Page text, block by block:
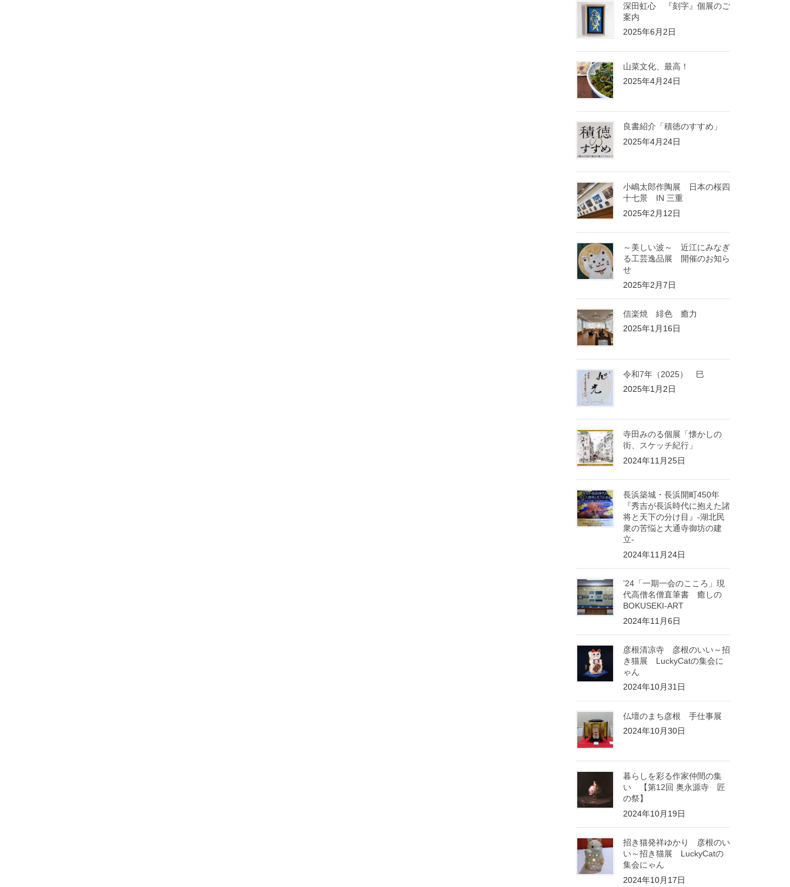
深田虹心 『刻字』個展のご
案内
2025年6月2日
山菜文化、最高！
2025年4月24日
良書紹介「積徳のすすめ」
2025年4月24日
小嶋太郎作陶展 日本の桜四
十七景 IN 三重
2025年2月12日
～美しい波～ 近江にみなぎ
る工芸逸品展 開催のお知ら
せ
2025年2月7日
信楽焼 緋色 癒力
2025年1月16日
令和7年（2025） 巳
2025年1月2日
寺田みのる個展「懐かしの
街、スケッチ紀行」
2024年11月25日
長浜築城・長浜開町450年
『秀吉が長浜時代に抱えた諸
将と天下の分け目』-湖北民
衆の苦悩と大通寺御坊の建
立-
2024年11月24日
’24「一期一会のこころ」現
代高僧名僧直筆書 癒しの
BOKUSEKI-ART
2024年11月6日
彦根清凉寺 彦根のいい～招
き猫展 LuckyCatの集会に
ゃん
2024年10月31日
仏壇のまち彦根 手仕事展
2024年10月30日
暮らしを彩る作家仲間の集
い 【第12回 奥永源寺 匠
の祭】
2024年10月19日
招き猫発祥ゆかり 彦根のい
い～招き猫展 LuckyCatの
集会にゃん
2024年10月17日